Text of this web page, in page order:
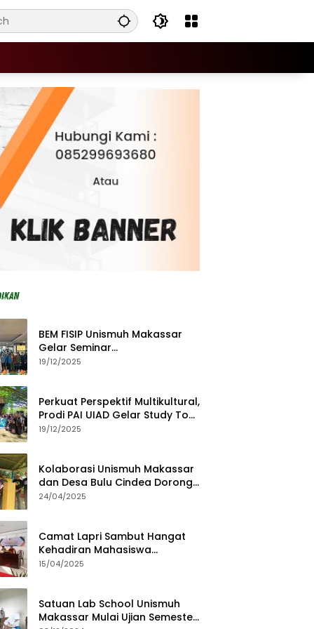
BEM FISIP Unismuh Makassar
Gelar Seminar
Keperempuanan, Bahas
19/12/2025
Perkuat Perspektif Multikultural,
Prodi PAI UIAD Gelar Study Tour
ke Kajang
19/12/2025
Kolaborasi Unismuh Makassar
dan Desa Bulu Cindea Dorong
Sentra Garam Industri
24/04/2025
Camat Lapri Sambut Hangat
Kehadiran Mahasiswa
PoltekMu
15/04/2025
Satuan Lab School Unismuh
Makassar Mulai Ujian Semester,